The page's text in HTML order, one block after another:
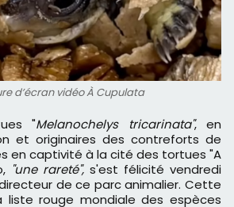
d’écran vidéo À Cupulata
"Melanochelys tricarinata", en
et originaires des contreforts de
en captivité à la cité des tortues "A
"une rareté", s'est félicité vendredi
de ce parc animalier. Cette
rouge mondiale des espèces